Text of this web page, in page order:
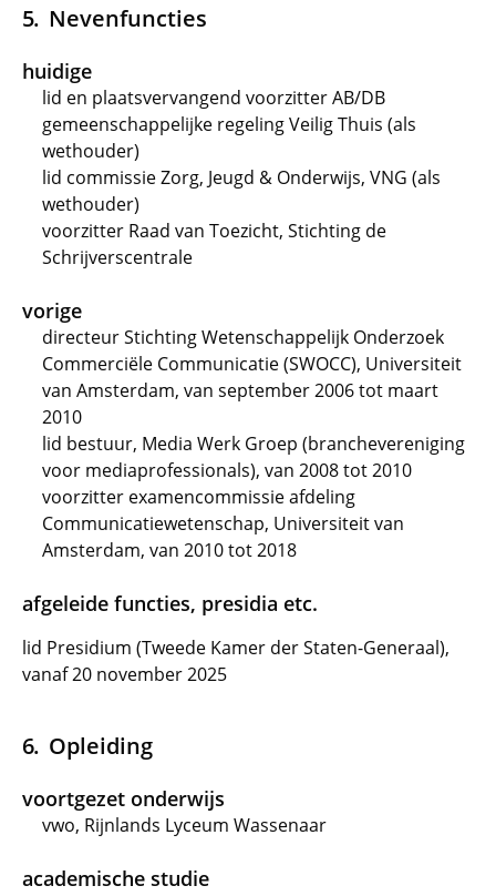
Nevenfuncties
huidige
lid en plaatsvervangend voorzitter AB/DB
gemeenschappelijke regeling Veilig Thuis (als
wethouder)
lid commissie Zorg, Jeugd & Onderwijs, VNG (als
wethouder)
voorzitter Raad van Toezicht, Stichting de
Schrijverscentrale
vorige
directeur Stichting Wetenschappelijk Onderzoek
Commerciële Communicatie (SWOCC), Universiteit
van Amsterdam, van september 2006 tot maart
2010
lid bestuur, Media Werk Groep (branchevereniging
voor mediaprofessionals), van 2008 tot 2010
voorzitter examencommissie afdeling
Communicatiewetenschap, Universiteit van
Amsterdam, van 2010 tot 2018
afgeleide functies, presidia etc.
lid Presidium (Tweede Kamer der Staten-Generaal),
vanaf 20 november 2025
Opleiding
voortgezet onderwijs
vwo, Rijnlands Lyceum Wassenaar
academische studie